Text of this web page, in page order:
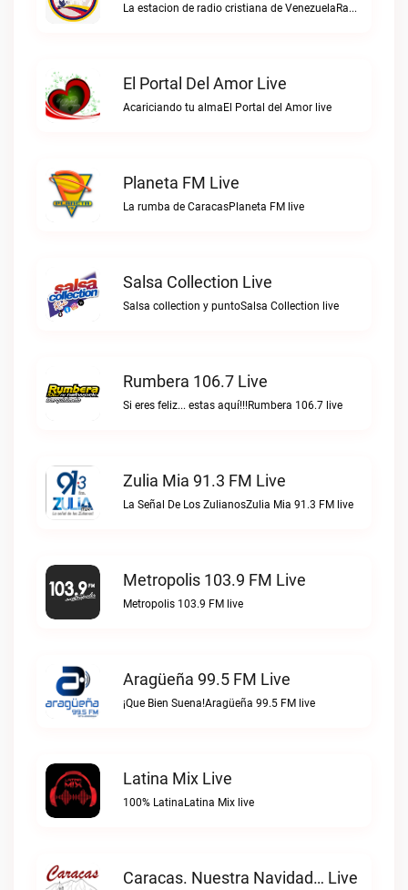
La estacion de radio cristiana de VenezuelaRadio Cristiana Venezuela live
El Portal Del Amor Live
Acariciando tu almaEl Portal del Amor live
Planeta FM Live
La rumba de CaracasPlaneta FM live
Salsa Collection Live
Salsa collection y puntoSalsa Collection live
Rumbera 106.7 Live
Si eres feliz... estas aquí!!!Rumbera 106.7 live
Zulia Mia 91.3 FM Live
La Señal De Los ZulianosZulia Mia 91.3 FM live
Metropolis 103.9 FM Live
Metropolis 103.9 FM live
Aragüeña 99.5 FM Live
¡Que Bien Suena!Aragüeña 99.5 FM live
Latina Mix Live
100% LatinaLatina Mix live
Caracas. Nuestra Navidad… Live